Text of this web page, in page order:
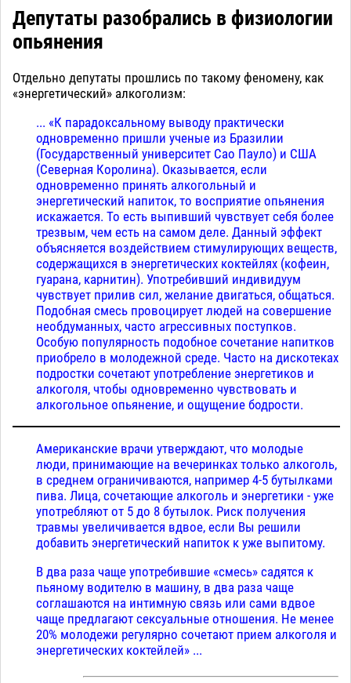
Депутаты разобрались в физиологии
опьянения
Отдельно депутаты прошлись по такому феномену, как
«энергетический» алкоголизм:
... «К парадоксальному выводу практически
одновременно пришли ученые из Бразилии
(Государственный университет Сао Пауло) и США
(Северная Королина). Оказывается, если
одновременно принять алкогольный и
энергетический напиток, то восприятие опьянения
искажается. То есть выпивший чувствует себя более
трезвым, чем есть на самом деле. Данный эффект
объясняется воздействием стимулирующих веществ,
содержащихся в энергетических коктейлях (кофеин,
гуарана, карнитин). Употребивший индивидуум
чувствует прилив сил, желание двигаться, общаться.
Подобная смесь провоцирует людей на совершение
необдуманных, часто агрессивных поступков.
Особую популярность подобное сочетание напитков
приобрело в молодежной среде. Часто на дискотеках
подростки сочетают употребление энергетиков и
алкоголя, чтобы одновременно чувствовать и
алкогольное опьянение, и ощущение бодрости.
Американские врачи утверждают, что молодые
люди, принимающие на вечеринках только алкоголь,
в среднем ограничиваются, например 4-5 бутылками
пива. Лица, сочетающие алкоголь и энергетики - уже
употребляют от 5 до 8 бутылок. Риск получения
травмы увеличивается вдвое, если Вы решили
добавить энергетический напиток к уже выпитому.
В два раза чаще употребившие «смесь» садятся к
пьяному водителю в машину, в два раза чаще
соглашаются на интимную связь или сами вдвое
чаще предлагают сексуальные отношения. Не менее
20% молодежи регулярно сочетают прием алкоголя и
энергетических коктейлей» ...